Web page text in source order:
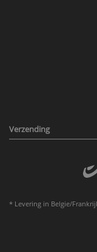
Verzending
* Levering in Belgie/